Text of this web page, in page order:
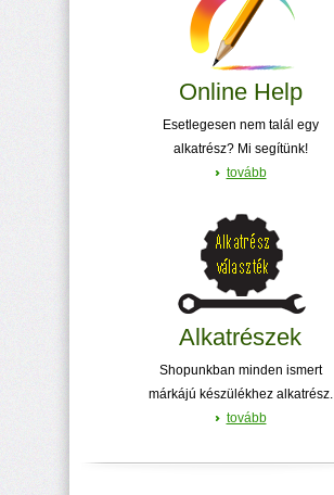
Online Help
Esetlegesen nem talál egy
alkatrész? Mi segítünk!
tovább
Alkatrészek
Shopunkban minden ismert
márkájú készülékhez alkatrész.
tovább